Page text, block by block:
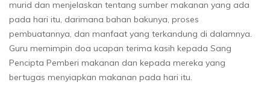
murid dan menjelaskan tentang sumber makanan yang ada
pada hari itu, darimana bahan bakunya, proses
pembuatannya, dan manfaat yang terkandung di dalamnya.
Guru memimpin doa ucapan terima kasih kepada Sang
Pencipta Pemberi makanan dan kepada mereka yang
bertugas menyiapkan makanan pada hari itu.